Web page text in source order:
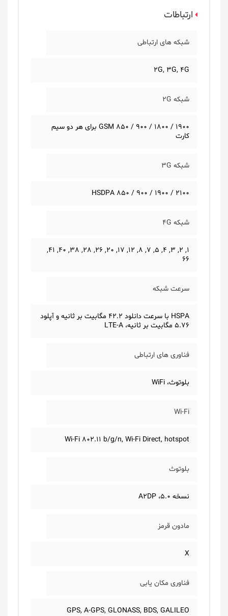
ارتباطات
شبکه های ارتباطی
2G, 3G, 4G
شبکه 2G
GSM 850 / 900 / 1800 / 1900 برای هر دو سیم
کارت
شبکه 3G
HSDPA 850 / 900 / 1900 / 2100
شبکه 4G
1, 2, 3, 4, 5, 7, 8, 12, 17, 20, 26, 28, 38, 40, 41,
66
سرعت شبکه
HSPA با سرعت دانلود 42.2 مگابیت بر ثانیه و آپلود
5.76 مگابیت بر ثانیه، LTE-A
فناوری های ارتباطی
بلوتوث، WiFi
Wi-Fi
Wi-Fi 802.11 b/g/n, Wi-Fi Direct, hotspot
بلوتوث
نسخه 5.0، A2DP
مادون قرمز
X
فناوری مکان یابی
GPS, A-GPS, GLONASS, BDS, GALILEO